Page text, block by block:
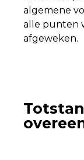
algemene
alle punten
afgeweken.